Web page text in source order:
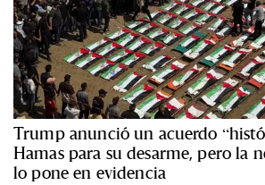
Trump anunció un acuerdo
Hamas para su desarme, pero la
lo pone en evidencia